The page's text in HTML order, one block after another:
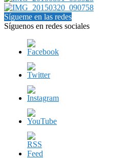
Sígueme en las redes
Síguenos en redes sociales